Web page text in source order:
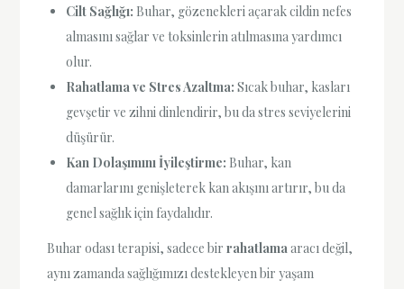
Cilt Sağlığı: Buhar, gözenekleri açarak cildin nefes
almasını sağlar ve toksinlerin atılmasına yardımcı
olur.
Rahatlama ve Stres Azaltma: Sıcak buhar, kasları
gevşetir ve zihni dinlendirir, bu da stres seviyelerini
düşürür.
Kan Dolaşımını İyileştirme: Buhar, kan
damarlarını genişleterek kan akışını artırır, bu da
genel sağlık için faydalıdır.
Buhar odası terapisi, sadece birrahatlamaaracı değil,
aynı zamanda sağlığımızı destekleyen bir yaşam